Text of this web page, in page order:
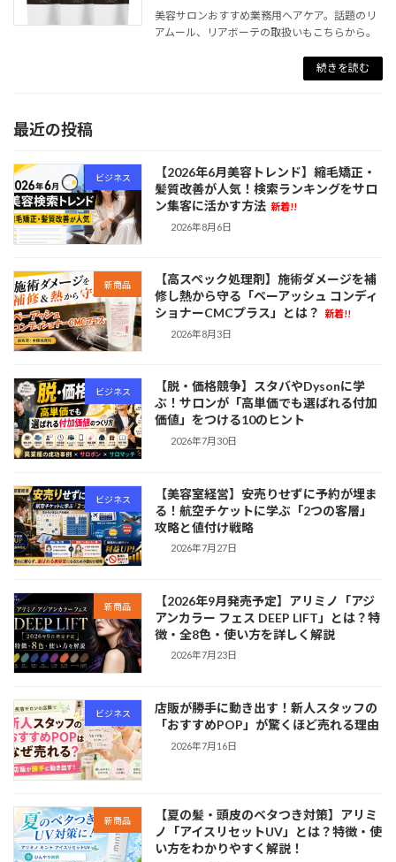
美容サロンおすすめ業務用ヘアケア。話題のリ
アムール、リアボーテの取扱いもこちらから。
続きを読む
最近の投稿
ビジネス
【2026年6月美容トレンド】縮毛矯正・
髪質改善が人気！検索ランキングをサロ
ン集客に活かす方法 新着!!
2026年8月6日
新商品
【高スペック処理剤】施術ダメージを補
修し熱から守る「ペーアッシュ コンディ
ショナーCMCプラス」とは？
新着!!
2026年8月3日
ビジネス
【脱・価格競争】スタバやDysonに学
ぶ！サロンが「高単価でも選ばれる付加
価値」をつける10のヒント
2026年7月30日
ビジネス
【美容室経営】安売りせずに予約が埋ま
る！航空チケットに学ぶ「2つの客層」
攻略と値付け戦略
2026年7月27日
新商品
【2026年9月発売予定】アリミノ「アジ
アンカラー フェス DEEP LIFT」とは？特
徴・全8色・使い方を詳しく解説
2026年7月23日
ビジネス
店販が勝手に動き出す！新人スタッフの
「おすすめPOP」が驚くほど売れる理由
2026年7月16日
新商品
【夏の髪・頭皮のベタつき対策】アリミ
ノ「アイスリセットUV」とは？特徴・使
い方をわかりやすく解説！